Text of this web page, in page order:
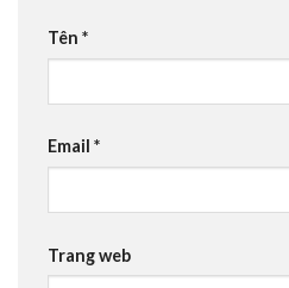
Tên *
Email *
Trang web